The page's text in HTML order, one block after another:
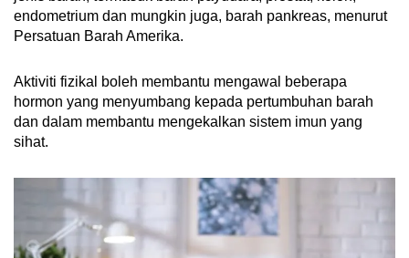
endometrium dan mungkin juga, barah pankreas, menurut
Persatuan Barah Amerika.
Aktiviti fizikal boleh membantu mengawal beberapa
hormon yang menyumbang kepada pertumbuhan barah
dan dalam membantu mengekalkan sistem imun yang
sihat.